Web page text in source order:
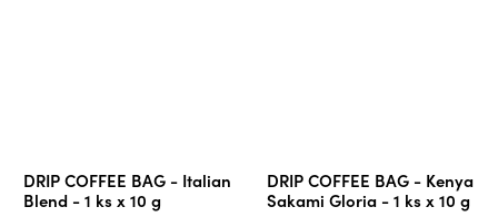
DRIP COFFEE BAG - Italian
Blend - 1 ks x 10 g
DRIP COFFEE BAG - Kenya
Sakami Gloria - 1 ks x 10 g